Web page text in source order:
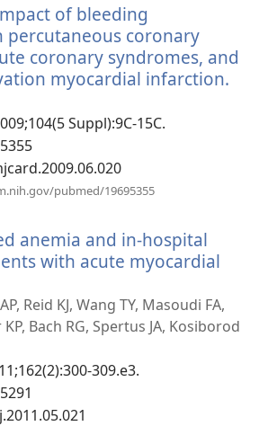
口）
of bleeding
percutaneous coronary
coronary syndromes, and
myocardial infarction.
Suppl):9C-15C.
pubmed/19695355
窗
口）
anemia and in-hospital
with acute myocardial
Reid KJ, Wang TY, Masoudi FA,
Bach RG, Spertus JA, Kosiborod
309.e3.